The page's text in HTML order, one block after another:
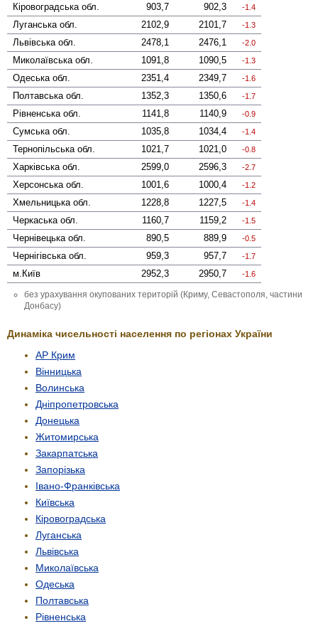
Кіровоградська обл. 903,7 902,3 -1.4
Луганська обл. 2102,9 2101,7 -1.3
Львівська обл. 2478,1 2476,1 -2.0
Миколаївська обл. 1091,8 1090,5 -1.3
Одеська обл. 2351,4 2349,7 -1.6
Полтавська обл. 1352,3 1350,6 -1.7
Рівненська обл. 1141,8 1140,9 -0.9
Сумська обл. 1035,8 1034,4 -1.4
Тернопільська обл. 1021,7 1021,0 -0.8
Харківська обл. 2599,0 2596,3 -2.7
Херсонська обл. 1001,6 1000,4 -1.2
Хмельницька обл. 1228,8 1227,5 -1.4
Черкаська обл. 1160,7 1159,2 -1.5
Чернівецька обл. 890,5 889,9 -0.5
Чернігівська обл. 959,3 957,7 -1.7
м.Київ 2952,3 2950,7 -1.6
без урахування окупованих територій (Криму, Севастополя, частини
Донбасу)
Динаміка чисельності населення по регіонах України
АР Крим
Вінницька
Волинська
Дніпропетровська
Донецька
Житомирська
Закарпатська
Запорізька
Івано-Франківська
Київська
Кіровоградська
Луганська
Львівська
Миколаївська
Одеська
Полтавська
Рівненська